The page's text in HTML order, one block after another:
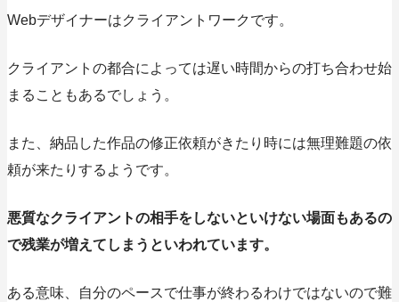
Webデザイナーはクライアントワークです。
クライアントの都合によっては遅い時間からの打ち合わせ始
まることもあるでしょう。
また、納品した作品の修正依頼がきたり時には無理難題の依
頼が来たりするようです。
悪質なクライアントの相手をしないといけない場面もあるの
で残業が増えてしまうといわれています。
ある意味、自分のペースで仕事が終わるわけではないので難